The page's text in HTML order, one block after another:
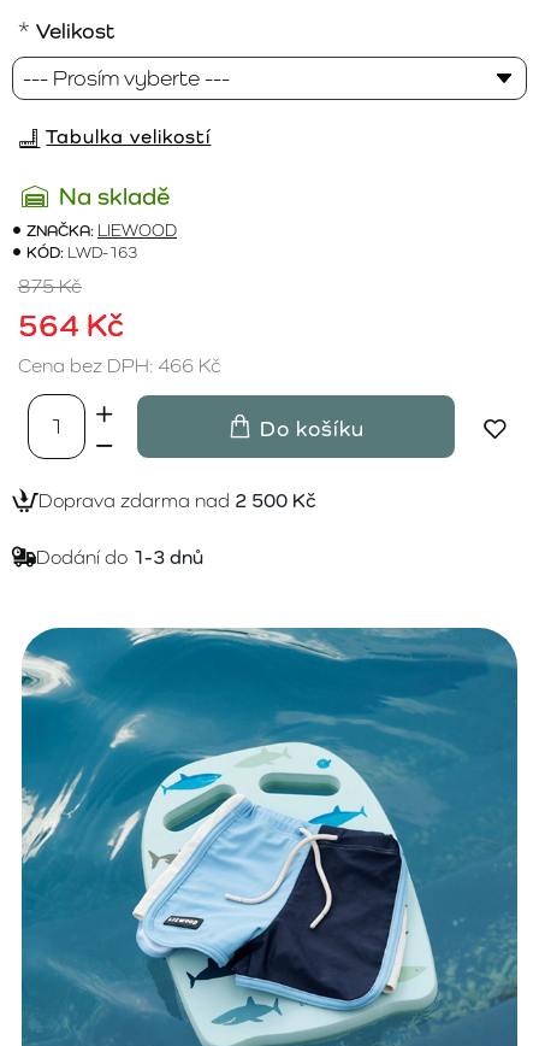
Na skladě
ZNAČKA: LIEWOOD
KÓD: LWD-163
564 Kč
875 Kč
Cena bez DPH: 466 Kč
Velikost
Do košíku
Tabulka velikostí
Doprava zdarma nad 2 500 Kč
Dodání do 1-3 dnů